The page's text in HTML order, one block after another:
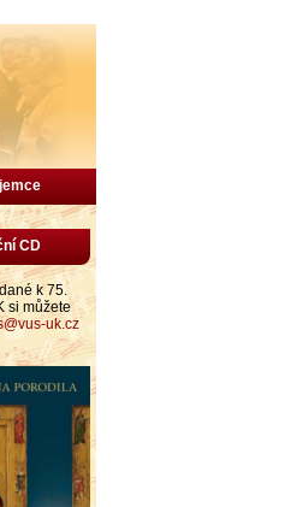
CD
k 75.
si můžete
uk.cz